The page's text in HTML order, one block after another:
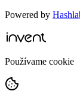
Powered by
Používame cookie